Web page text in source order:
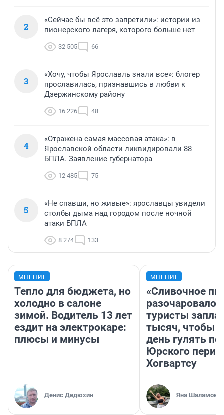
2
«Сейчас бы всё это запретили»: истории из
пионерского лагеря, которого больше нет
32 505 66
3
«Хочу, чтобы Ярославль знали все»: блогер
прославилась, признавшись в любви к
Дзержинскому району
16 226 48
4
«Отражена самая массовая атака»: в
Ярославской области ликвидировали 88
БПЛА. Заявление губернатора
12 485 75
5
«Не спавши, но живые»: ярославцы увидели
столбы дыма над городом после ночной
атаки БПЛА
8 274 133
МНЕНИЕ
Тепло для бюджета, но
холодно в салоне
зимой. Водитель 13 лет
ездит на электрокаре:
плюсы и минусы
Денис Дедюхин
МНЕНИЕ
«Сливочное
разочаровало»:
туристы
тысяч, чтобы
день гулять по
Юрского
Хогвартсу
Яна Шаламова